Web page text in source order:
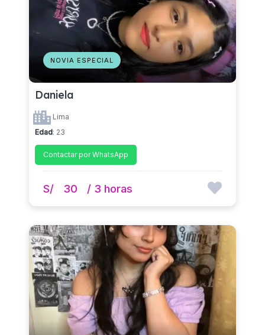
NOVIA ESPECIAL
Daniela
Lima
Edad: 23
Contactar por WhatsApp
S/ 30 / 3 horas